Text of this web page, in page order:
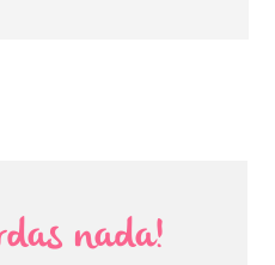
nada!